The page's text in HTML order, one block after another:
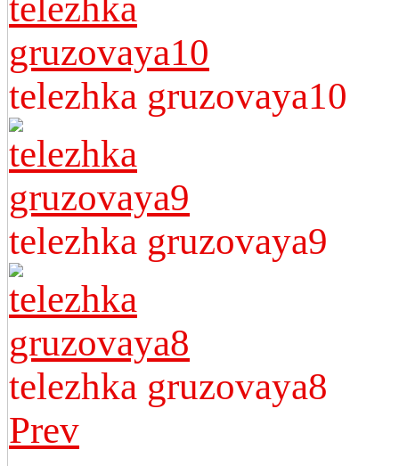
telezhka gruzovaya10
telezhka gruzovaya9
telezhka gruzovaya8
Prev